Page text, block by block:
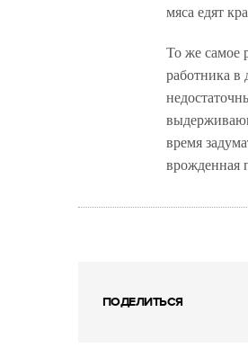
мяса едят
То же самое
работника
время
врожденная
ПОДЕЛИТЬСЯ